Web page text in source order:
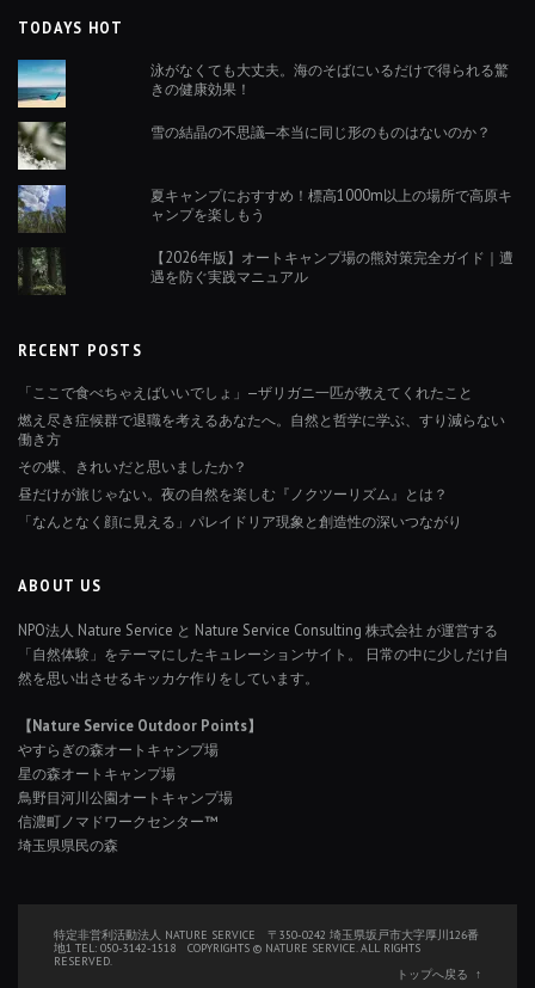
TODAYS HOT
泳がなくても大丈夫。海のそばにいるだけで得られる驚
きの健康効果！
雪の結晶の不思議─本当に同じ形のものはないのか？
夏キャンプにおすすめ！標高1000m以上の場所で高原キ
ャンプを楽しもう
【2026年版】オートキャンプ場の熊対策完全ガイド｜遭
遇を防ぐ実践マニュアル
RECENT POSTS
「ここで食べちゃえばいいでしょ」—ザリガニ一匹が教えてくれたこと
燃え尽き症候群で退職を考えるあなたへ。自然と哲学に学ぶ、すり減らない
働き方
その蝶、きれいだと思いましたか？
昼だけが旅じゃない。夜の自然を楽しむ『ノクツーリズム』とは？
「なんとなく顔に見える」パレイドリア現象と創造性の深いつながり
ABOUT US
NPO法人 Nature Service と Nature Service Consulting 株式会社 が運営する
「自然体験」をテーマにしたキュレーションサイト。 日常の中に少しだけ自
然を思い出させるキッカケ作りをしています。
【Nature Service Outdoor Points】
やすらぎの森オートキャンプ場
星の森オートキャンプ場
鳥野目河川公園オートキャンプ場
信濃町ノマドワークセンター™
埼玉県県民の森
特定非営利活動法人 NATURE SERVICE 〒350-0242 埼玉県坂戸市大字厚川126番
地1 TEL: 050-3142-1518 COPYRIGHTS © NATURE SERVICE. ALL RIGHTS
RESERVED.
トップへ戻る